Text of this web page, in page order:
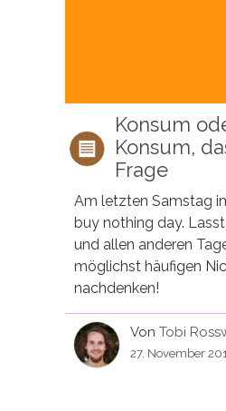
Konsum
Konsum,
Frage
Am letzten Samstag
buy nothing day.
und allen anderen
möglichst häufigen
nachdenken!
VonTobi
27. November